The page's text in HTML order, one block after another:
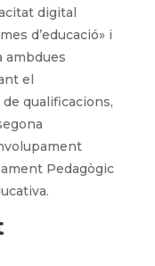
digital
d’educació» i
ambdues
el
qualificacions,
Pedagògic